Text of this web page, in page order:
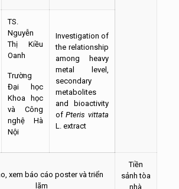
TS.
Nguyễn
Thị Kiều
Oanh
Trường
Đại học
Khoa học
và Công
nghệ Hà
Nội
Investigation of
the relationship
among heavy
metal level,
secondary
metabolites
and bioactivity
ofPteris vittata
L. extract
xem báo cáo poster và triển
lãm
Tiền
sảnhtòa
nhà